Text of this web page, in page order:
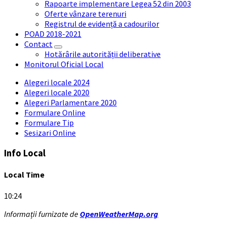
Rapoarte implementare Legea 52 din 2003
Oferte vânzare terenuri
Registrul de evidență a cadourilor
POAD 2018-2021
Contact
Hotărârile autorității deliberative
Monitorul Oficial Local
Alegeri locale 2024
Alegeri locale 2020
Alegeri Parlamentare 2020
Formulare Online
Formulare Tip
Sesizari Online
Info Local
Local Time
10:24
Informații furnizate de OpenWeatherMap.org